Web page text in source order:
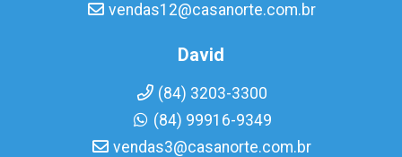
vendas12@casanorte.com.br
David
(84) 3203-3300
(84) 99916-9349
vendas3@casanorte.com.br